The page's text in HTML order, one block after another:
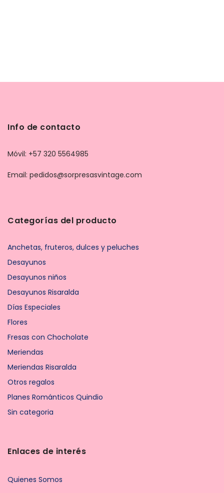
Info de contacto
Móvil: +57 320 5564985
Email: pedidos@sorpresasvintage.com
Categorías del producto
Anchetas, fruteros, dulces y peluches
Desayunos
Desayunos niños
Desayunos Risaralda
Días Especiales
Flores
Fresas con Chocholate
Meriendas
Meriendas Risaralda
Otros regalos
Planes Románticos Quindio
Sin categoria
Enlaces de interés
Quienes Somos